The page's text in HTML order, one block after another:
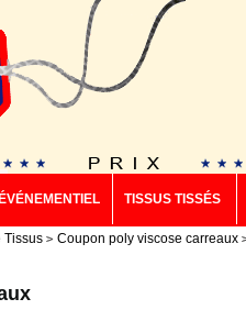
ÉVÉNEMENTIEL TISSUS TISSÉS
Tissus Coupon poly viscose carreaux